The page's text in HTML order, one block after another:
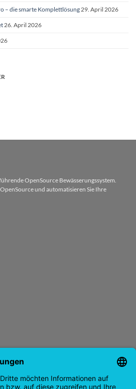
– die smarte Komplettlösung 29. April 2026
26. April 2026
OpenSource Bewässerungssystem.
und automatisieren Sie Ihre